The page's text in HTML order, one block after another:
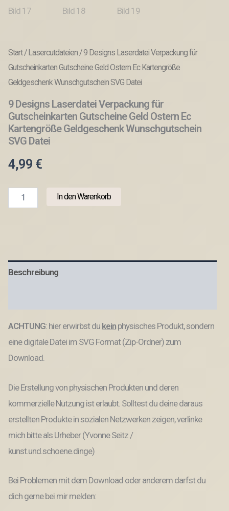
Start/Lasercutdateien/ 9 Designs Laserdatei Verpackung für
Gutscheinkarten Gutscheine Geld Ostern Ec Kartengröße
Geldgeschenk Wunschgutschein SVG Datei
9 Designs Laserdatei Verpackung für
Gutscheinkarten Gutscheine Geld Ostern Ec
Kartengröße Geldgeschenk Wunschgutschein
SVG Datei
4,99 €
Designs
Geld
Ostern
SVG
Menge
In den Warenkorb
Beschreibung
ACHTUNG: hier erwirbst du kein physisches Produkt, sondern
eine digitale Datei im SVG Format (Zip-Ordner) zum
Download.
Die Erstellung von physischen Produkten und deren
kommerzielle Nutzung ist erlaubt. Solltest du deine daraus
erstellten Produkte in sozialen Netzwerken zeigen, verlinke
mich bitte als Urheber (Yvonne Seitz /
kunst.und.schoene.dinge)
Bei Problemen mit dem Download oder anderem darfst du
dich gerne bei mir melden: